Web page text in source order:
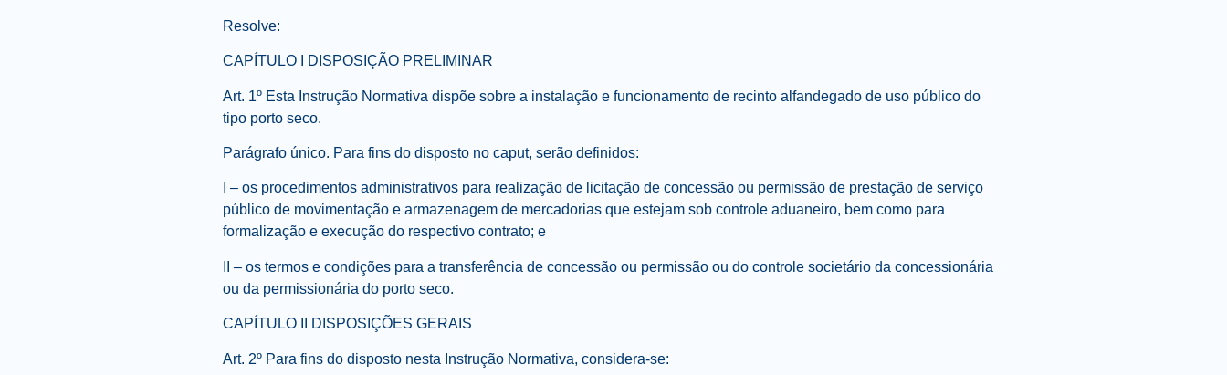
Resolve:
CAPÍTULO I DISPOSIÇÃO PRELIMINAR
Art. 1º Esta Instrução Normativa dispõe sobre a instalação e funcionamento de recinto alfandegado de uso público do
tipo porto seco.
Parágrafo único. Para fins do disposto no caput, serão definidos:
I – os procedimentos administrativos para realização de licitação de concessão ou permissão de prestação de serviço
público de movimentação e armazenagem de mercadorias que estejam sob controle aduaneiro, bem como para
formalização e execução do respectivo contrato; e
II – os termos e condições para a transferência de concessão ou permissão ou do controle societário da concessionária
ou da permissionária do porto seco.
CAPÍTULO II DISPOSIÇÕES GERAIS
Art. 2º Para fins do disposto nesta Instrução Normativa, considera-se: